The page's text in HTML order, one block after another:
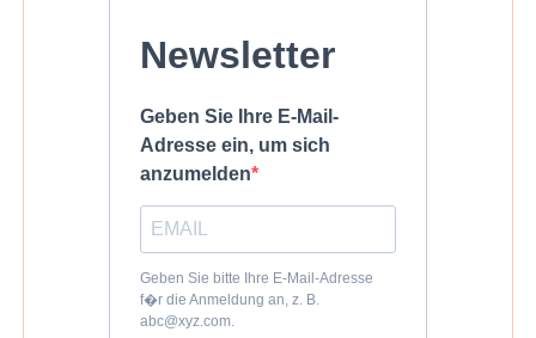
Newsletter
Geben Sie Ihre E-Mail-
Adresse ein, um sich
anzumelden
Geben Sie bitte Ihre E-Mail-Adresse
f�r die Anmeldung an, z. B.
abc@xyz.com.